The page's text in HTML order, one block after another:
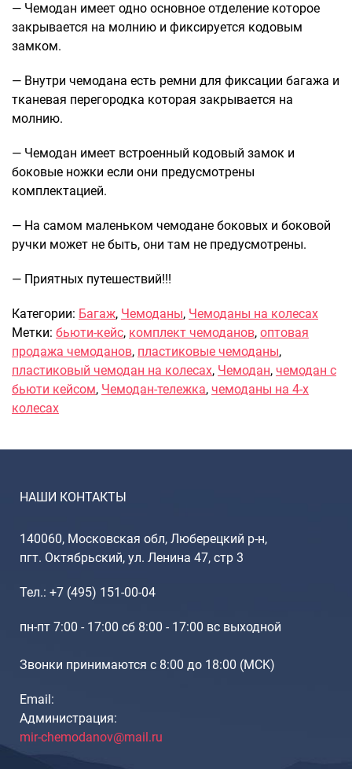
Пеналы для школы
— Чемодан имеет одно основное отделение которое
закрывается на молнию и фиксируется кодовым
замком.
— Внутри чемодана есть ремни для фиксации багажа и
тканевая перегородка которая закрывается на
молнию.
— Чемодан имеет встроенный кодовый замок и
боковые ножки если они предусмотрены
комплектацией.
— На самом маленьком чемодане боковых и боковой
ручки может не быть, они там не предусмотрены.
— Приятных путешествий!!!
Категории: Багаж, Чемоданы, Чемоданы на колесах
Метки: бьюти-кейс, комплект чемоданов, оптовая
продажа чемоданов, пластиковые чемоданы,
пластиковый чемодан на колесах, Чемодан, чемодан с
бьюти кейсом, Чемодан-тележка, чемоданы на 4-х
колесах
НАШИ КОНТАКТЫ
140060, Московская обл, Люберецкий р-н,
пгт. Октябрьский, ул. Ленина 47, стр 3
Тел.: +7 (495) 151-00-04
пн-пт 7:00 - 17:00 сб 8:00 - 17:00 вс выходной
Звонки принимаются с 8:00 до 18:00 (МCK)
Email:
Администрация:
mir-chemodanov@mail.ru